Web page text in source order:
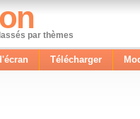
par thèmes
Télécharger